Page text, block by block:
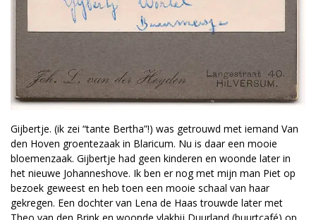
Gijbertje. (ik zei “tante Bertha”!) was getrouwd met iemand Van
den Hoven groentezaak in Blaricum. Nu is daar een mooie
bloemenzaak. Gijbertje had geen kinderen en woonde later in
het nieuwe Johanneshove. Ik ben er nog met mijn man Piet op
bezoek geweest en heb toen een mooie schaal van haar
gekregen. Een dochter van Lena de Haas trouwde later met